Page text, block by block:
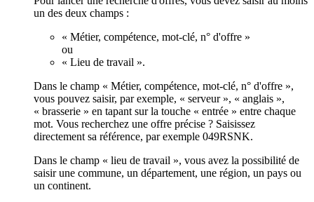
un des deux champs :
« Métier, compétence, mot-clé, n° d'offre »
ou
« Lieu de travail ».
Dans le champ « Métier, compétence, mot-clé, n° d'offre »,
vous pouvez saisir, par exemple, « serveur », « anglais »,
« brasserie » en tapant sur la touche « entrée » entre chaque
mot. Vous recherchez une offre précise ? Saisissez
directement sa référence, par exemple 049RSNK.
Dans le champ « lieu de travail », vous avez la possibilité de
saisir une commune, un département, une région, un pays ou
un continent.